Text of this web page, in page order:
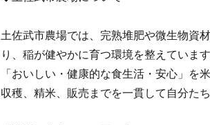
土佐武市農場では、完熟堆肥や微生物資
り、稲が健やかに育つ環境を整えています
「おいしい・健康的な食生活・安心」を
収穫、精米、販売までを一貫して自分た